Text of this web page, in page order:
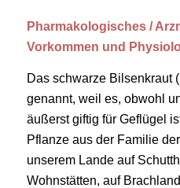
Pharmakologisches /
Vorkommen und
Das schwarze Bilsenkraut
genannt, weil es, obwohl
äußerst giftig für Geflügel
Pflanze aus der Familie
unserem Lande auf
Wohnstätten, auf